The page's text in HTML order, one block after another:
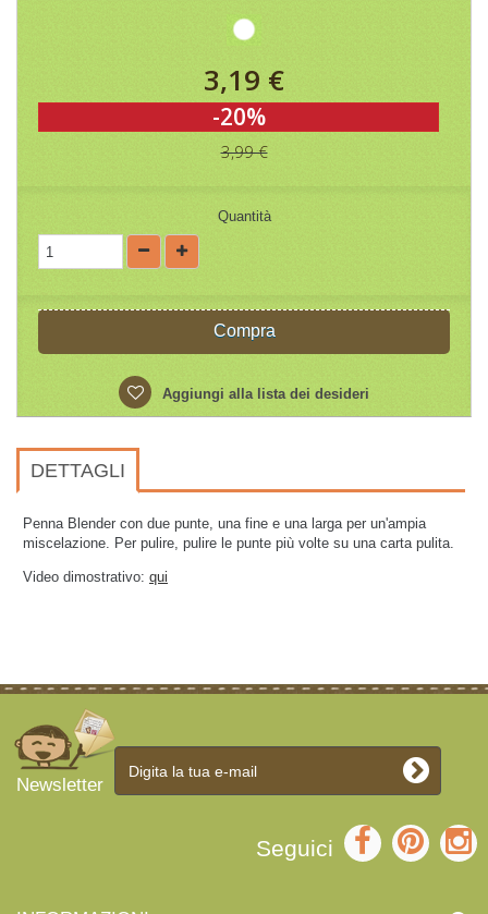
3,19 €
-20%
3,99 €
Quantità
Compra
Aggiungi alla lista dei desideri
DETTAGLI
Penna Blender con due punte, una fine e una larga per un'ampia
miscelazione. Per pulire, pulire le punte più volte su una carta pulita.
Video dimostrativo: qui
Newsletter
Seguici